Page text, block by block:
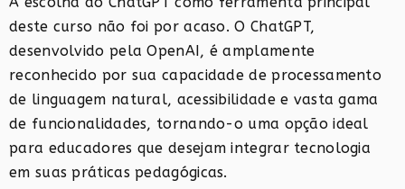
deste curso não foi por acaso. O ChatGPT,
desenvolvido pela OpenAI, é amplamente
reconhecido por sua capacidade de processamento
de linguagem natural, acessibilidade e vasta gama
de funcionalidades, tornando-o uma opção ideal
para educadores que desejam integrar tecnologia
em suas práticas pedagógicas.